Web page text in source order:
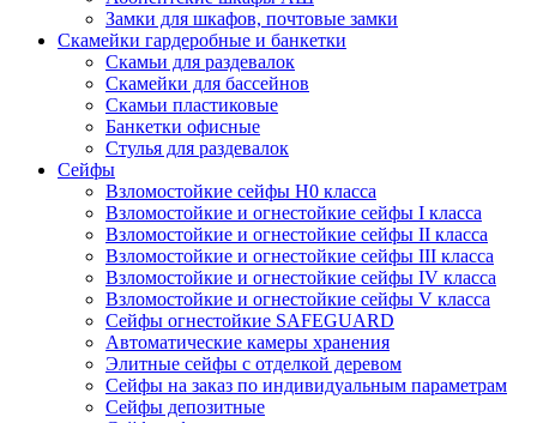
Замки для шкафов, почтовые замки
Скамейки гардеробные и банкетки
Скамьи для раздевалок
Скамейки для бассейнов
Скамьи пластиковые
Банкетки офисные
Стулья для раздевалок
Сейфы
Взломостойкие сейфы H0 класса
Взломостойкие и огнестойкие сейфы I класса
Взломостойкие и огнестойкие сейфы II класса
Взломостойкие и огнестойкие сейфы III класса
Взломостойкие и огнестойкие сейфы IV класса
Взломостойкие и огнестойкие сейфы V класса
Сейфы огнестойкие SAFEGUARD
Автоматические камеры хранения
Элитные сейфы с отделкой деревом
Сейфы на заказ по индивидуальным параметрам
Сейфы депозитные